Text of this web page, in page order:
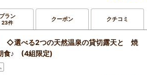
プラン
23件 クーポン クチコミ
◇選べる2つの天然温泉の貸切露天と 焼
食♪ (4組限定)